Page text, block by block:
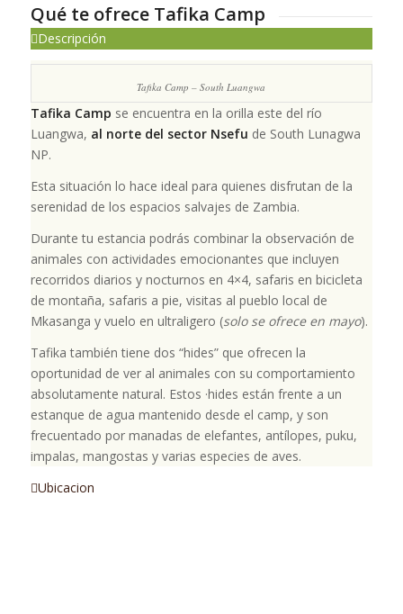
Qué te ofrece Tafika Camp
Descripción
Tafika Camp – South Luangwa
Tafika Camp se encuentra en la orilla este del río
Luangwa, al norte del sector Nsefu de South Lunagwa
NP.
Esta situación lo hace ideal para quienes disfrutan de la
serenidad de los espacios salvajes de Zambia.
Durante tu estancia podrás combinar la observación de
animales con actividades emocionantes que incluyen
recorridos diarios y nocturnos en 4×4, safaris en bicicleta
de montaña, safaris a pie, visitas al pueblo local de
Mkasanga y vuelo en ultraligero (solo se ofrece en mayo).
Tafika también tiene dos “hides” que ofrecen la
oportunidad de ver al animales con su comportamiento
absolutamente natural. Estos ·hides están frente a un
estanque de agua mantenido desde el camp, y son
frecuentado por manadas de elefantes, antílopes, puku,
impalas, mangostas y varias especies de aves.
Ubicacion